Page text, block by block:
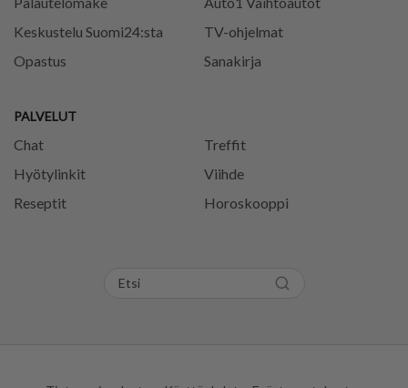
Keskustelu Suomi24:sta
Opastus
PALVELUT
Chat
Treffit
Hyötylinkit
Viihde
Reseptit
Horoskooppi
TV-ohjelmat
Sanakirja